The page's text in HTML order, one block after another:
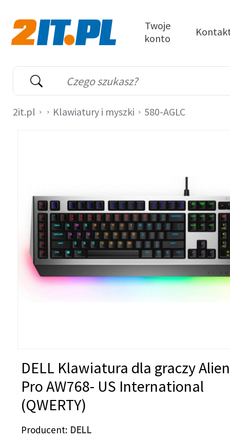
Wyszukiwarka
Słowo kluczowe
Twoje
konto
2it.pl Klawiatury i myszki 580-AGLC
DELL Klawiatura dla graczy
Pro AW768- US International
(QWERTY)
Producent DELL